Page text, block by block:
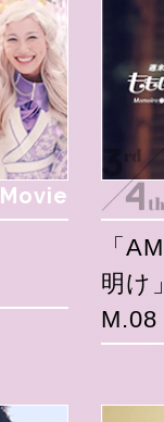
Movie
「
明け